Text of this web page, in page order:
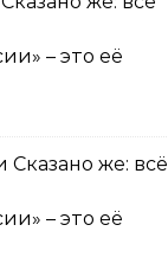
– это её
Сказано же: всё
– это её